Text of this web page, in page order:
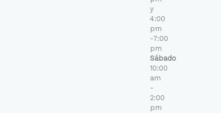
y
4:00
pm
-7:00
pm
Sábado
10:00
am
-
2:00
pm